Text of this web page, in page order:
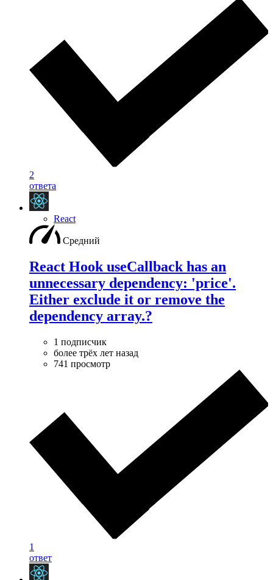
2
ответа
React
Средний
React Hook useCallback has an
unnecessary dependency: 'price'.
Either exclude it or remove the
dependency array.?
1 подписчик
более трёх лет назад
741 просмотр
1
ответ